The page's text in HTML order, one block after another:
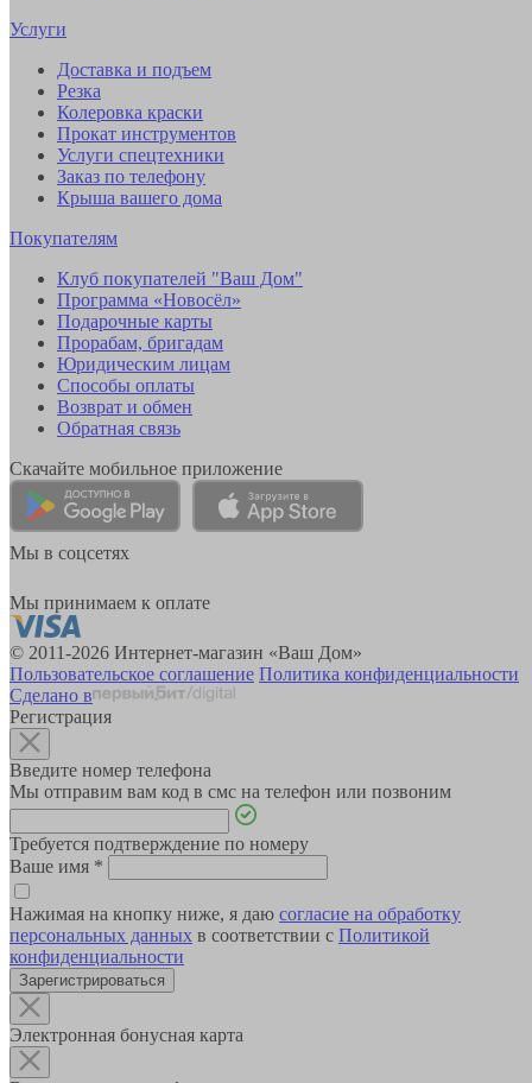
Услуги
Доставка и подъем
Резка
Колеровка краски
Прокат инструментов
Услуги спецтехники
Заказ по телефону
Крыша вашего дома
Покупателям
Клуб покупателей "Ваш Дом"
Программа «Новосёл»
Подарочные карты
Прорабам, бригадам
Юридическим лицам
Способы оплаты
Возврат и обмен
Обратная связь
Скачайте мобильное приложение
Мы в соцсетях
Мы принимаем к оплате
© 2011-2026 Интернет-магазин «Ваш Дом»
Пользовательское соглашение Политика конфиденциальности
Сделано в
Регистрация
Введите номер телефона
Мы отправим вам код в смс на телефон или позвоним
Требуется подтверждение по номеру
Ваше имя *
Нажимая на кнопку ниже, я даю согласие на обработку
персональных данных в соответствии с Политикой
конфиденциальности
Зарегистрироваться
Электронная бонусная карта